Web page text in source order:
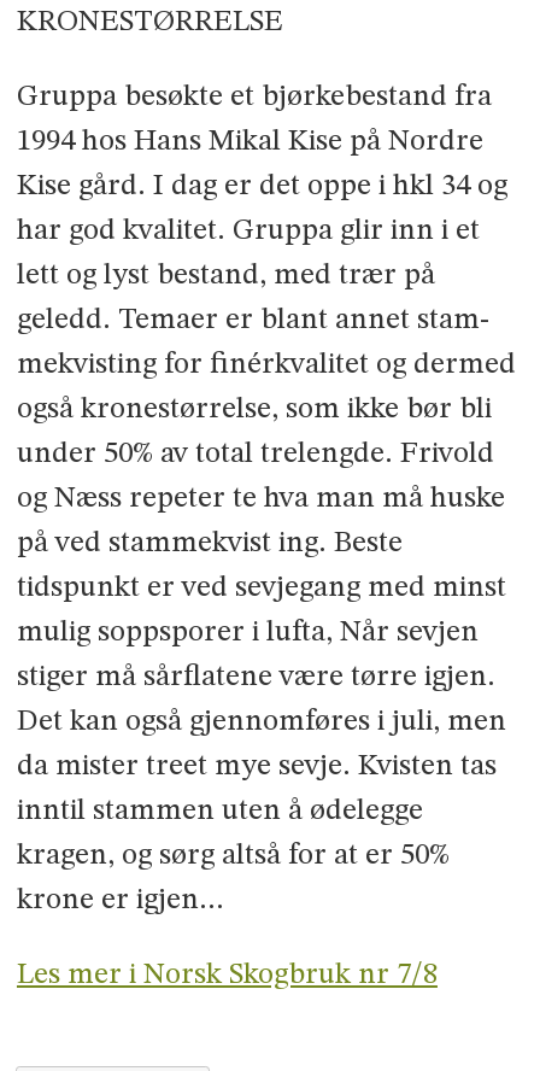
KRONESTØRRELSE
Gruppa besøkte et bjørkebestand fra
1994 hos Hans Mikal Kise på Nordre
Kise gård. I dag er det oppe i hkl 3­4 og
har god kvalitet. Gruppa glir inn i et
lett og lyst bestand, med trær på
geledd. Temaer er blant annet stam­
mekvisting for finérkvalitet og dermed
også kronestørrelse, som ikke bør bli
under 50% av total trelengde. Frivold
og Næss repeter­ te hva man må huske
på ved stammekvist­ ing. Beste
tidspunkt er ved sevjegang med minst
mulig soppsporer i lufta, Når sevjen
stiger må sårflatene være tørre igjen.
Det kan også gjennomføres i juli, men
da mister treet mye sevje. Kvisten tas
inntil stammen uten å ødelegge
kragen, og sørg altså for at er 50%
krone er igjen…
Les mer i Norsk Skogbruk nr 7/8